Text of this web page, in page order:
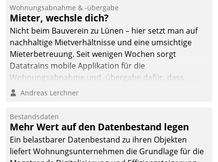
und Beschwerde-Management einen eigenen Kanal
ein.
Wohnungsabnahme & -übergabe
Mieter, wechsle dich?
Nicht beim Bauverein zu Lünen – hier setzt man auf
nachhaltige Mietverhältnisse und eine umsichtige
Mieterbetreuung. Seit wenigen Wochen sorgt
Datatrains mobile Applikation für die
Wohnungsabnahme und -übergabe dafür, dass
Mieter wohlgeordnet kommen und, so es sein muss,
Andreas Lerchner
Bestandsdaten
Mehr Wert auf den Datenbestand legen
Ein belastbarer Datenbestand zu ihren Objekten
liefert Wohnungsunternehmen die Grundlage für die